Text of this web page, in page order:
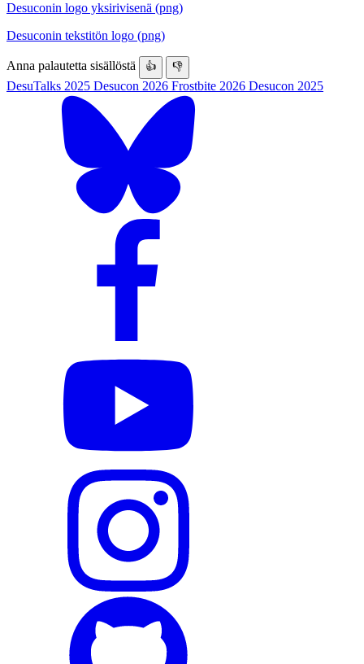
Desuconin logo yksirivisenä (png)
Desuconin tekstitön logo (png)
Anna palautetta sisällöstä 👍 👎
DesuTalks 2025 Desucon 2026 Frostbite 2026 Desucon 2025